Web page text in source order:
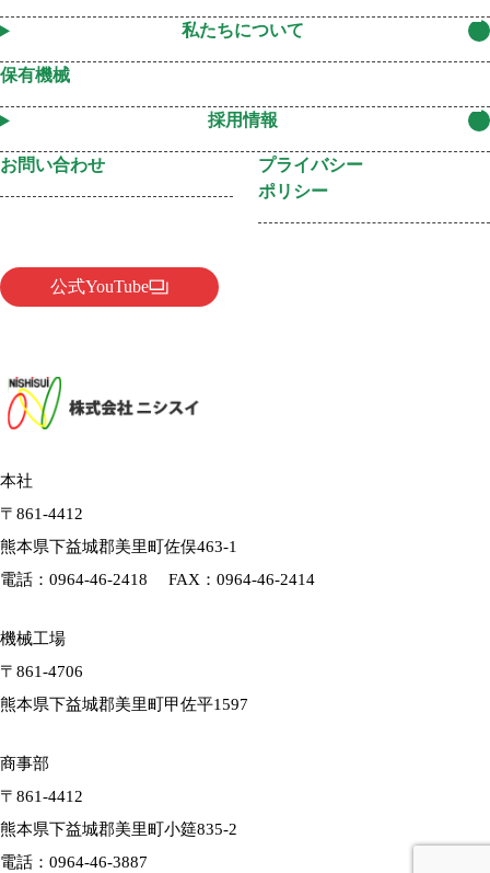
私たちについて
保有機械
採用情報
お問い合わせ
プライバシー
ポリシー
本社
〒861-4412
熊本県下益城郡美里町佐俣463-1
電話： 0964-46-2418 FAX：0964-46-2414
機械工場
〒861-4706
熊本県下益城郡美里町甲佐平1597
商事部
〒861-4412
熊本県下益城郡美里町小筵835-2
電話： 0964-46-3887
公式YouTube